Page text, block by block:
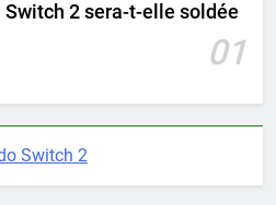
Switch 2 sera-t-elle soldée
01
Switch 2